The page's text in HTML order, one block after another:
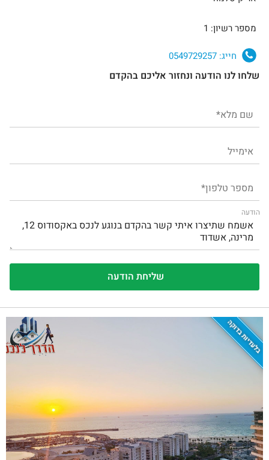
מספר רשיון: 1
חייג:
שלחו לנו הודעה ונחזור אליכם בהקדם
הודעה
בלעדיות בדוקה